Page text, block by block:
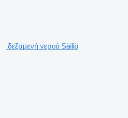
δεξαμενή νερού Säiliö